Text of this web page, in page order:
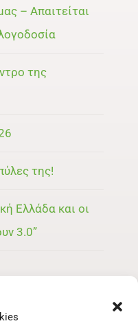
– Απαιτείται
της
της!
Ελλάδα και οι
3.0”